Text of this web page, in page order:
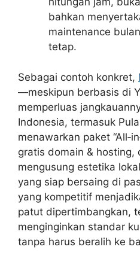
bahkan
maintenance
tetap.
Sebagai contoh konkret,
—meskipun berbasis di
memperluas
Indonesia, termasuk
menawarkan paket
gratis domain & hosting,
mengusung estetika
yang siap bersaing di
yang kompetitif
patut dipertimbangkan,
menginginkan standar
tanpa harus beralih ke